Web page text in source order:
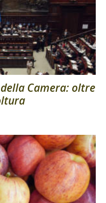
Camera: oltre